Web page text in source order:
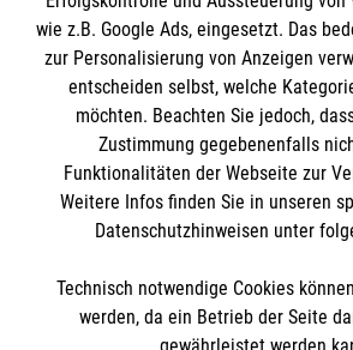
zu tun haben
Kursdauer:
9 Unterrichtseinheiten à 45
Jetzt Kurs buchen:
Datenschutz
Barrierefreiheit
Kontakt
Medizinproduktesicherheit
Die Malteser
Malteser in Deutschland
Malteserorden
Sharepoint
Spendenkonto
Pax-Bank für Kirche und Caritas
IBAN:
So finden Sie uns
wie z.B. Google Ads, eingesetzt. Das
zur Personalisierung von Anzeigen
entscheiden selbst, welche
möchten. Beachten Sie jedoch,
Zustimmung gegebenenfalls
Funktionalitäten der Webseite zur
Weitere Infos finden Sie in unseren
Datenschutzhinweisen unter
Technisch notwendige Cookies
werden, da ein Betrieb der Seite